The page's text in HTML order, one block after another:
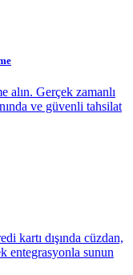
alın. Gerçek zamanlı
ve güvenli tahsilat
kartı dışında cüzdan,
entegrasyonla sunun